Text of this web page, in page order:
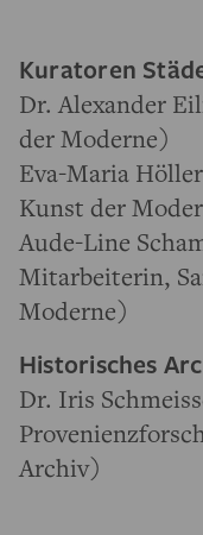
Kuratoren
Dr. Alexander
der Moderne)
Eva-Maria
Kunst der
Aude-Line
Mitarbeiterin,
Moderne)
Historisches
Dr. Iris
Archiv)